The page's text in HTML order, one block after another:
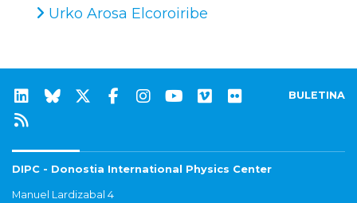
Urko Arosa Elcoroiribe
BULETINA
DIPC - Donostia International Physics Center
Manuel Lardizabal 4